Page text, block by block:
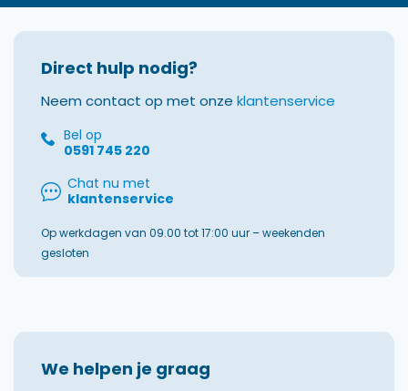
Direct hulp nodig?
Neem contact op met onze klantenservice
Bel op
0591 745 220
Chat nu met
klantenservice
Op werkdagen van 09.00 tot 17:00 uur – weekenden
gesloten
We helpen je graag